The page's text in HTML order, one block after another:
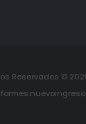
Reservados ©